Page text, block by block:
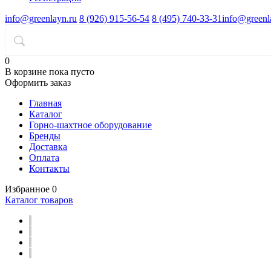
info@greenlayn.ru 8 (926) 915-56-54 8 (495) 740-33-31
0
В корзине пока пусто
Оформить заказ
Главная
Каталог
Горно-шахтное оборудование
Бренды
Доставка
Оплата
Контакты
Избранное 0
Каталог товаров